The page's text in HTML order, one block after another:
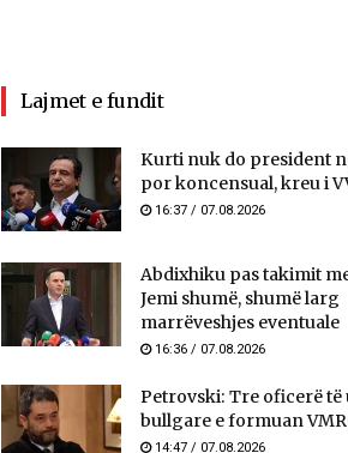
Lajmet e fundit
Kurti nuk do president
por koncensual, kreu i
16:37 / 07.08.2026
Abdixhiku pas takimit
Jemi shumë, shumë larg
marrëveshjes eventuale
16:36 / 07.08.2026
Petrovski: Tre oficerë të
bullgare e formuan
14:47 / 07.08.2026